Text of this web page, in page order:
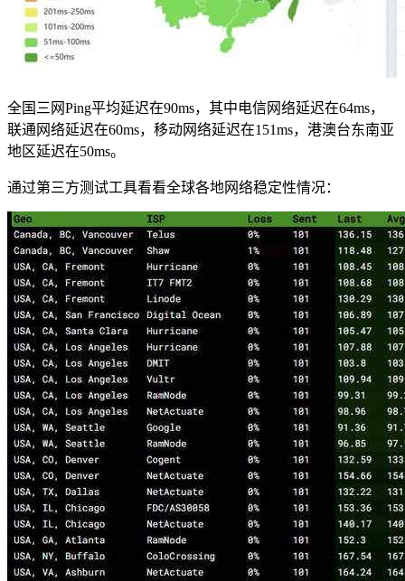
全国三网Ping平均延迟在90ms，其中电信网络延迟在64ms，
联通网络延迟在60ms，移动网络延迟在151ms，港澳台东南亚
地区延迟在50ms。
通过第三方测试工具看看全球各地网络稳定性情况：